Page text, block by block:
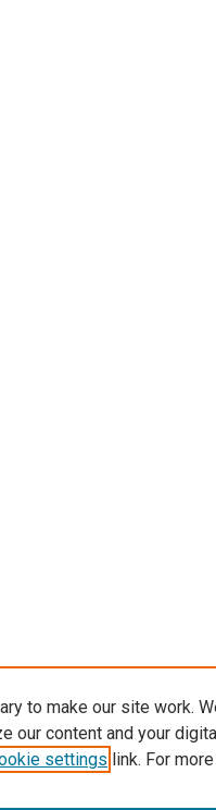
to make our site work.
our content and your
settings link. For